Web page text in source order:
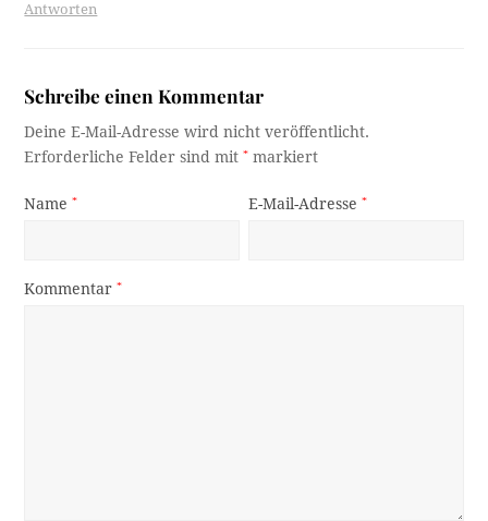
Antworten
Schreibe einen Kommentar
Deine E-Mail-Adresse wird nicht veröffentlicht.
Erforderliche Felder sind mit* markiert
Name* E-Mail-Adresse*
Kommentar*